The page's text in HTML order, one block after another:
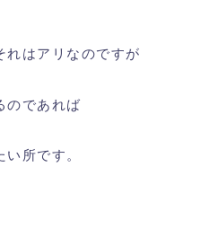
れはアリなのですが
のであれば
所です。